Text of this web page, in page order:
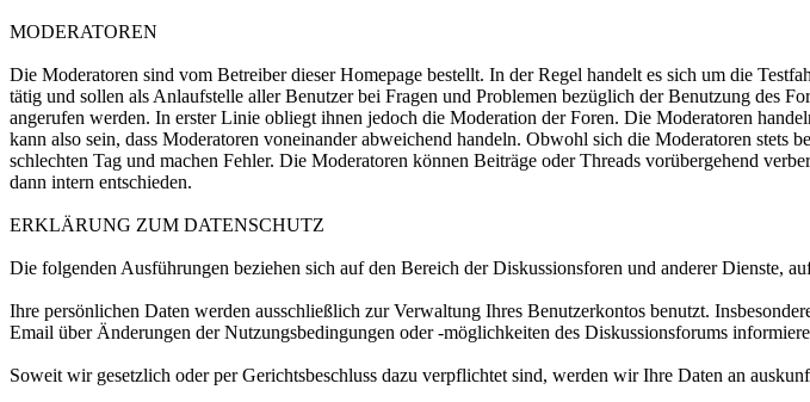
MODERATOREN
Die Moderatoren sind vom Betreiber dieser Homepage bestellt. In der Regel handelt es sich um die
tätig und sollen als Anlaufstelle aller Benutzer bei Fragen und Problemen bezüglich der Benutzung des
angerufen werden. In erster Linie obliegt ihnen jedoch die Moderation der Foren. Die Moderatoren
kann also sein, dass Moderatoren voneinander abweichend handeln. Obwohl sich die Moderatoren
schlechten Tag und machen Fehler. Die Moderatoren können Beiträge oder Threads vorübergehend
dann intern entschieden.
ERKLÄRUNG ZUM DATENSCHUTZ
Die folgenden Ausführungen beziehen sich auf den Bereich der Diskussionsforen und anderer Dienste,
Ihre persönlichen Daten werden ausschließlich zur Verwaltung Ihres Benutzerkontos benutzt.
Email über Änderungen der Nutzungsbedingungen oder -möglichkeiten des Diskussionsforums
Soweit wir gesetzlich oder per Gerichtsbeschluss dazu verpflichtet sind, werden wir Ihre Daten an